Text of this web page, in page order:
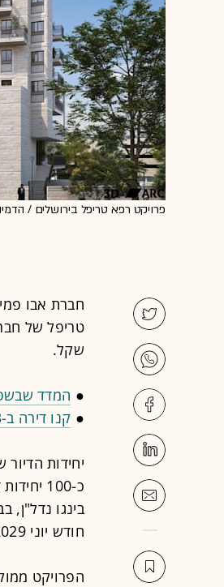
פרויקט רפא טריפל בירושלים /
שקל.
● המדד
● קנו דירה ב-9.3 מיליון שקל וישקיעו עוד מיליון לפחות בשיפוץ שלה
יחידות
כ-100
בינגו נדל"ן,
חודש יוני 2029.
הפרויקט